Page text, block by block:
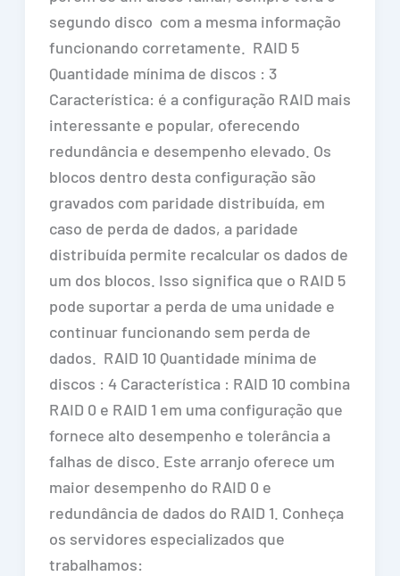
segundo disco com a mesma informação
funcionando corretamente. RAID 5
Quantidade mínima de discos : 3
Característica: é a configuração RAID mais
interessante e popular, oferecendo
redundância e desempenho elevado. Os
blocos dentro desta configuração são
gravados com paridade distribuída, em
caso de perda de dados, a paridade
distribuída permite recalcular os dados de
um dos blocos. Isso significa que o RAID 5
pode suportar a perda de uma unidade e
continuar funcionando sem perda de
dados. RAID 10 Quantidade mínima de
discos : 4 Característica : RAID 10 combina
RAID 0 e RAID 1 em uma configuração que
fornece alto desempenho e tolerância a
falhas de disco. Este arranjo oferece um
maior desempenho do RAID 0 e
redundância de dados do RAID 1. Conheça
os servidores especializados que
trabalhamos: